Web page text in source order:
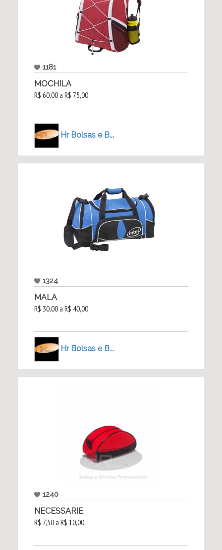
1181
MOCHILA
R$ 60,00 a R$ 75,00
Hr Bolsas e B...
1324
MALA
R$ 30,00 a R$ 40,00
Hr Bolsas e B...
1240
NECESSARIE
R$ 7,50 a R$ 10,00